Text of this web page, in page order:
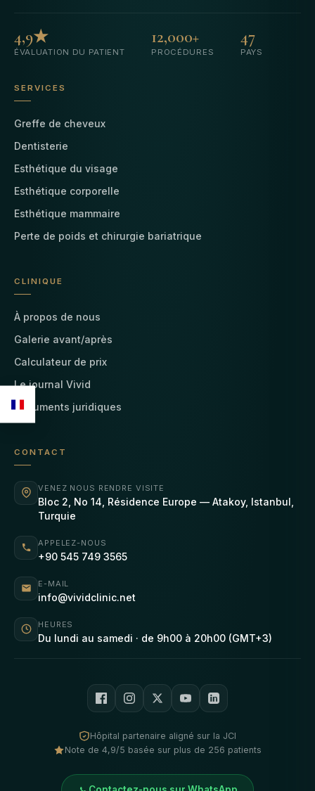
4,9★
ÉVALUATION DU PATIENT
12,000+
PROCÉDURES
47
PAYS
SERVICES
Greffe de cheveux
Dentisterie
Esthétique du visage
Esthétique corporelle
Esthétique mammaire
Perte de poids et chirurgie bariatrique
CLINIQUE
À propos de nous
Galerie avant/après
Calculateur de prix
Le journal Vivid
Documents juridiques
CONTACT
VENEZ NOUS RENDRE VISITE
Bloc 2, No 14, Résidence Europe — Atakoy, Istanbul,
Turquie
APPELEZ-NOUS
+90 545 749 3565
E-MAIL
info@vividclinic.net
HEURES
Du lundi au samedi · de 9h00 à 20h00 (GMT+3)
Hôpital partenaire aligné sur la JCI
Note de 4,9/5 basée sur plus de 256 patients